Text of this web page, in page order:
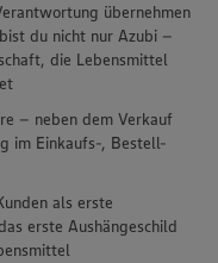
übernehmen
du nicht nur Azubi –
die Lebensmittel
– neben dem Verkauf
im Einkaufs-, Bestell-
als erste
erste Aushängeschild